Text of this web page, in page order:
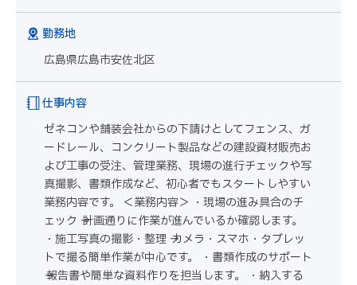
勤務地
広島県広島市安佐北区
仕事内容
ゼネコンや舗装会社からの下請けとしてフェンス、ガ
ードレール、コンクリート製品などの建設資材販売お
よび工事の受注、管理業務、現場の進行チェックや写
真撮影、書類作成など、初心者でもスタートしやすい
業務内容です。 ＜業務内容＞ ・現場の進み具合のチ
ェック → 計画通りに作業が進んでいるか確認します。
・施工写真の撮影・整理 → カメラ・スマホ・タブレッ
トで撮る簡単作業が中心です。 ・書類作成のサポート
→ 報告書や簡単な資料作りを担当します。 ・納入する